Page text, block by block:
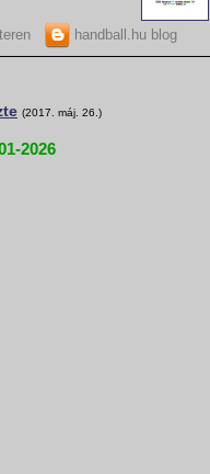
handball.hu blog
(2017. máj. 26.)
2026